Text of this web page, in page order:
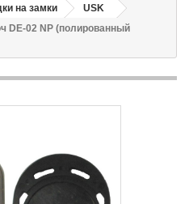
на замки
USK
DE-02 NP (полированный